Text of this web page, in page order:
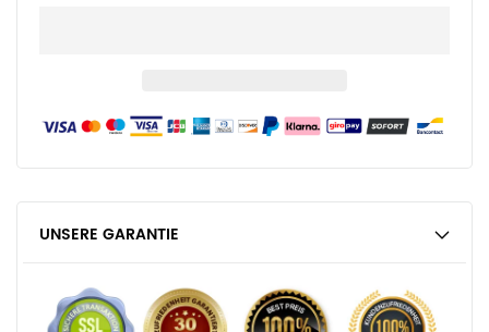
UNSERE GARANTIE